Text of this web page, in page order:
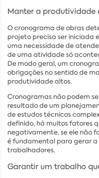
Manter a produtividade
O cronograma de obras
projeto precisa ser iniciada
uma necessidade de
de uma atividade só
De modo geral, um
obrigações no sentido de
produtividade altos.
Cronogramas não podem
resultado de um
de estudos técnicos
definido, há muitos fatores
negativamente, se ele não
é fundamental para gerar a
trabalhadores.
Garantir um trabalho